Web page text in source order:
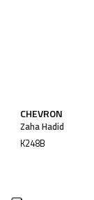
CHEVRON
Zaha Hadid
K248B